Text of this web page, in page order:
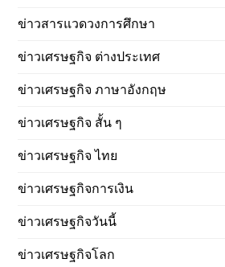
ข่าวสารแวดวงการศึกษา
ข่าวเศรษฐกิจ ต่างประเทศ
ข่าวเศรษฐกิจ ภาษาอังกฤษ
ข่าวเศรษฐกิจ สั้น ๆ
ข่าวเศรษฐกิจ ไทย
ข่าวเศรษฐกิจการเงิน
ข่าวเศรษฐกิจวันนี้
ข่าวเศรษฐกิจโลก